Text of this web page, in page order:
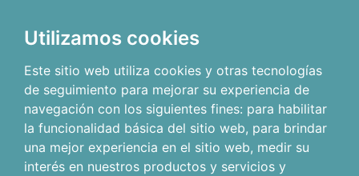
Utilizamos cookies
Este sitio web utiliza cookies y otras tecnologías
de seguimiento para mejorar su experiencia de
navegación con los siguientes fines: para habilitar
la funcionalidad básica del sitio web, para brindar
una mejor experiencia en el sitio web, medir su
interés en nuestros productos y servicios y